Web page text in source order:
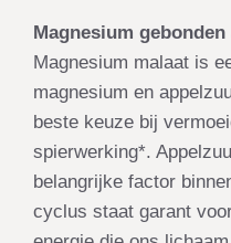
Magnesium
Magnesium malaat is
magnesium en
beste keuze bij
spierwerking*.
belangrijke factor
cyclus staat garant